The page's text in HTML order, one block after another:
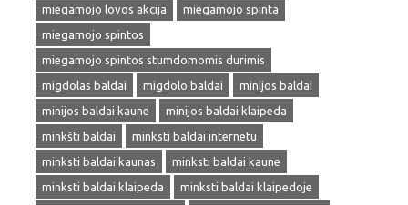
miegamojo lovos akcija
miegamojo spinta
miegamojo spintos
miegamojo spintos stumdomomis durimis
migdolas baldai
migdolo baldai
minijos baldai
minijos baldai kaune
minijos baldai klaipeda
minkšti baldai
minksti baldai internetu
minksti baldai kaunas
minksti baldai kaune
minksti baldai klaipeda
minksti baldai klaipedoje